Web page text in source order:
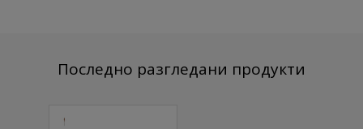
Последно разгледани продукти